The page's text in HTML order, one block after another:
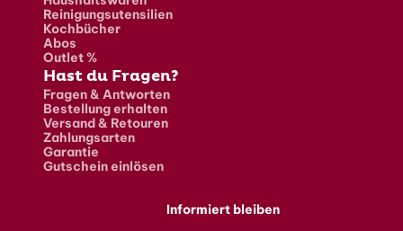
Reinigungsutensilien
Kochbücher
Abos
Outlet %
Hast du Fragen?
Fragen & Antworten
Bestellung erhalten
Versand & Retouren
Zahlungsarten
Garantie
Gutschein einlösen
Informiert bleiben